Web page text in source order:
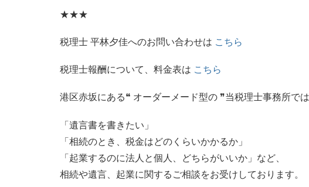
★★★
税理士 平林夕佳へのお問い合わせは こちら
税理士報酬について、料金表は こちら
港区赤坂にある❝ オーダーメード型の ❞当税理士事務所では
「遺言書を書きたい」
「相続のとき、税金はどのくらいかかるか」
「起業するのに法人と個人、どちらがいいか」など、
相続や遺言、起業に関するご相談をお受けしております。